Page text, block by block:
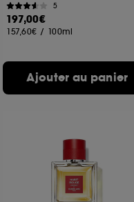
5
197,00€
157,60€ / 100ml
Ajouter au panier